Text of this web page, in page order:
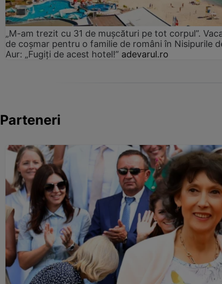
„M-am trezit cu 31 de mușcături pe tot corpul”.
de coșmar pentru o familie de români în Nisipurile
Aur: „Fugiți de acest hotel!” adevarul.ro
Parteneri